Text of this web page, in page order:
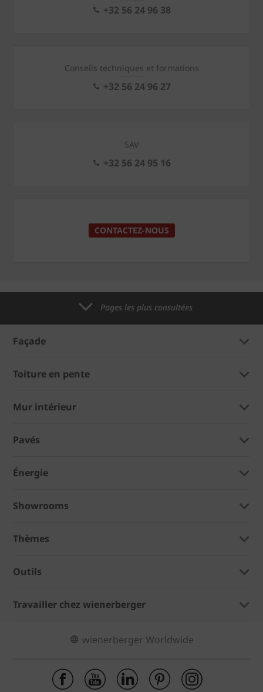
+32 56 24 96 38
Conseils techniques et formations
+32 56 24 96 27
SAV
+32 56 24 95 16
CONTACTEZ-NOUS
Pages les plus consultées
Façade
Toiture en pente
Mur intérieur
Pavés
Énergie
Showrooms
Thèmes
Outils
Travailler chez wienerberger
wienerberger Worldwide